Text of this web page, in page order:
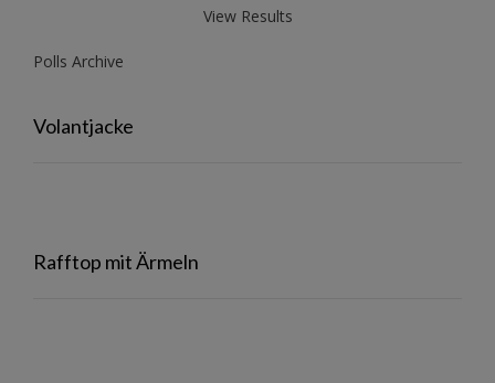
View Results
Polls Archive
Volantjacke
Rafftop mit Ärmeln